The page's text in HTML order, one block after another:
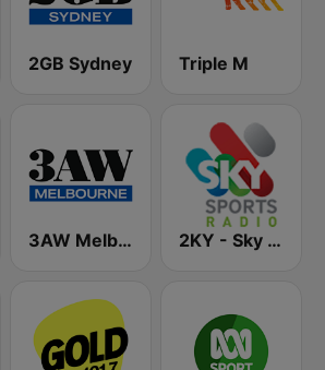
2GB Sydney Triple M
3AW Melbourne 2KY - Sky Sports Radio